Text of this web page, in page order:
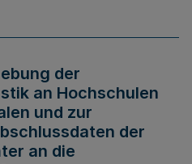
der
an Hochschulen
und zur
der
an die